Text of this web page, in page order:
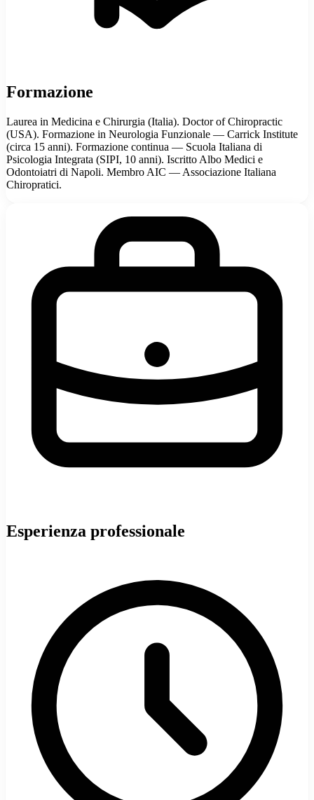
Formazione
Laurea in Medicina e Chirurgia (Italia). Doctor of Chiropractic
(USA). Formazione in Neurologia Funzionale — Carrick Institute
(circa 15 anni). Formazione continua — Scuola Italiana di
Psicologia Integrata (SIPI, 10 anni). Iscritto Albo Medici e
Odontoiatri di Napoli. Membro AIC — Associazione Italiana
Chiropratici.
Esperienza professionale